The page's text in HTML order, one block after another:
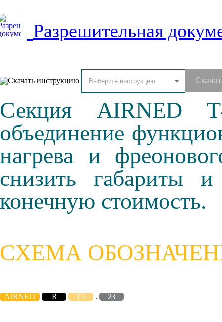
Разрешительная
Секция AIRNED T4
объединение
нагрева и
снизить габариты
конечную стоимость.
СХЕМА
AIRNED R T4 . 23